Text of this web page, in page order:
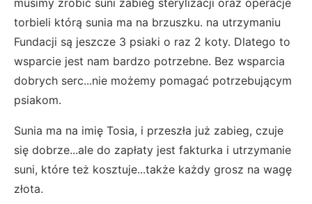
musimy zrobić suni zabieg sterylizacji oraz operacje
torbieli którą sunia ma na brzuszku. na utrzymaniu
Fundacji są jeszcze 3 psiaki o raz 2 koty. Dlatego to
wsparcie jest nam bardzo potrzebne. Bez wsparcia
dobrych serc...nie możemy pomagać potrzebującym
psiakom.
Sunia ma na imię Tosia, i przeszła już zabieg, czuje
się dobrze...ale do zapłaty jest fakturka i utrzymanie
suni, które też kosztuje...także każdy grosz na wagę
złota.